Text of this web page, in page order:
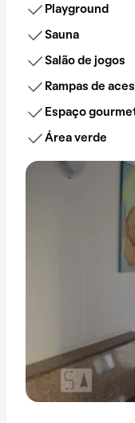
Playground
Sauna
Salão de jogos
Rampas de
Espaço
Área verde